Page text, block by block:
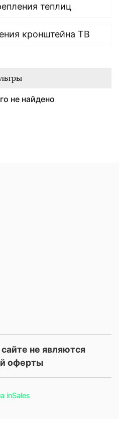
теплиц
кронштейна ТВ
не найдено
не являются
оферты
inSales